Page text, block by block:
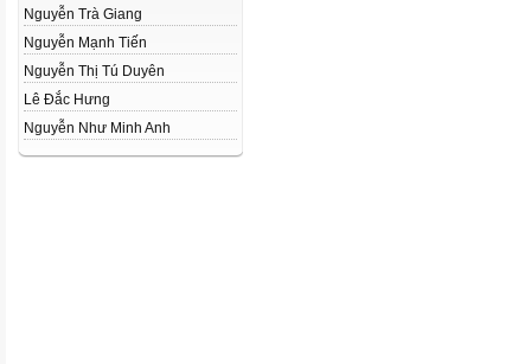
Nguyễn Trà Giang
Nguyễn Mạnh Tiến
Nguyễn Thị Tú Duyên
Lê Đắc Hưng
Nguyễn Như Minh Anh